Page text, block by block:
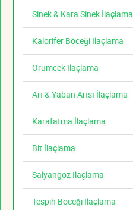
Sinek & Kara Sinek İlaçlama
Kalorifer Böceği İlaçlama
Örümcek İlaçlama
Arı & Yaban Arısı İlaçlama
Karafatma İlaçlama
Bit İlaçlama
Salyangoz İlaçlama
Tespih Böceği İlaçlama